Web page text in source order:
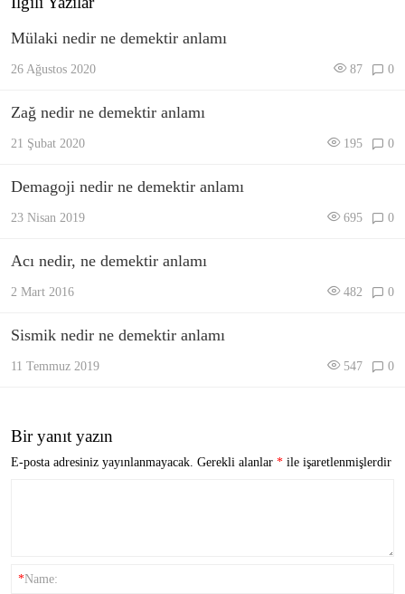
Mülaki nedir ne demektir anlamı
26 Ağustos 2020 87 0
Zağ nedir ne demektir anlamı
21 Şubat 2020 195 0
Demagoji nedir ne demektir anlamı
23 Nisan 2019 695 0
Acı nedir, ne demektir anlamı
2 Mart 2016 482 0
Sismik nedir ne demektir anlamı
11 Temmuz 2019 547 0
Bir yanıt yazın
E-posta adresiniz yayınlanmayacak. Gerekli alanlar * ile işaretlenmişlerdir
*Name: